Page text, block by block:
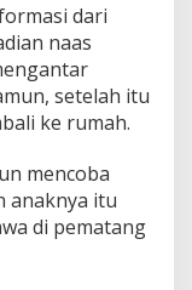
dari
naas
setelah itu
ke rumah.
mencoba
anaknya itu
di pematang